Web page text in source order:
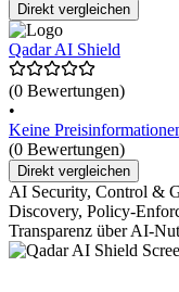
Direkt vergleichen
Qadar AI Shield
(0 Bewertungen)
•
Keine
(0 Bewertungen)
Direkt vergleichen
AI Security, Control &
Discovery, Policy-
Transparenz über AI-